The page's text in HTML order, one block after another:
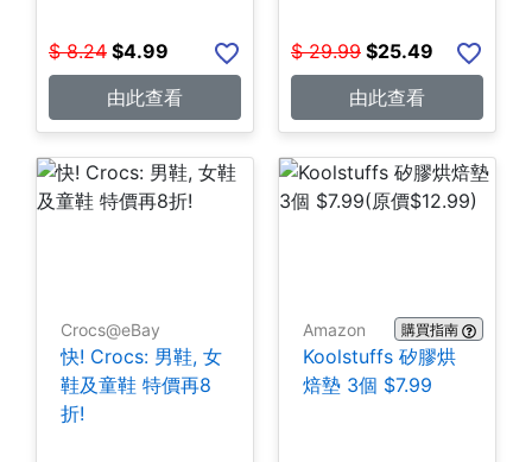
$ 8.24 $4.99
由此查看
$ 29.99 $25.49
由此查看
Crocs@eBay
快! Crocs: 男鞋, 女
鞋及童鞋 特價再8
折!
Amazon 購買指南
Koolstuffs 矽膠烘
焙墊 3個 $7.99